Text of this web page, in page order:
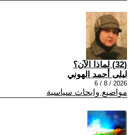
(32) لماذا الآن؟
ليلى أحمد الهوني
2026 / 8 / 6
مواضيع وابحاث سياسية